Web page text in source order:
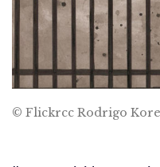
© Flickrcc Rodrigo Kore